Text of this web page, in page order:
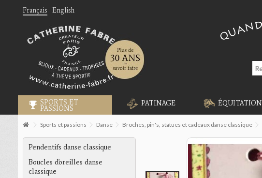
Français English
SPORTS ET
PASSIONS
PATINAGE ÉQUITATION
Sports et passions Danse Broches, pin's, statues et cadeaux danse classique
Pendentifs danse classique
Boucles d'oreilles danse
classique